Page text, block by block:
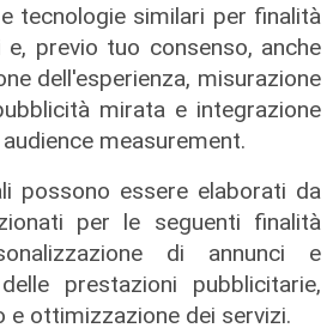
tecnologie similari per finalità
e, previo tuo consenso, anche
dell'esperienza, misurazione
mirata e integrazione
measurement.
possono essere elaborati da
per le seguenti finalità
di annunci e
prestazioni pubblicitarie,
e ottimizzazione dei servizi.